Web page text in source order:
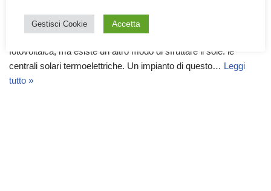
Quando pensiamo all’energia solare, pensiamo alla produzione
fotovoltaica, ma esiste un altro modo di sfruttare il sole: le
centrali solari termoelettriche. Un impianto di questo… Leggi
tutto »
Gestisci Cookie Accetta